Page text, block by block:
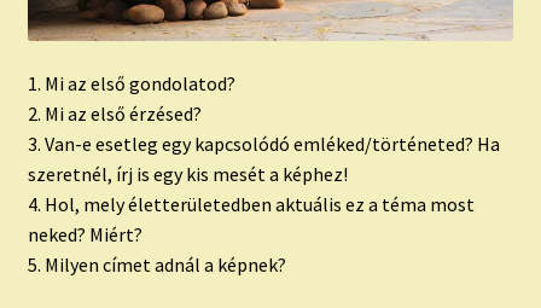
1. Mi az első gondolatod?
2. Mi az első érzésed?
3. Van-e esetleg egy kapcsolódó emléked/történeted? Ha
szeretnél, írj is egy kis mesét a képhez!
4. Hol, mely életterületedben aktuális ez a téma most
neked? Miért?
5. Milyen címet adnál a képnek?